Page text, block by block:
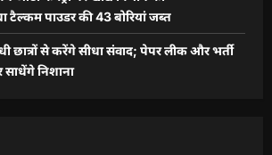
टैल्कम पाउडर की 43 बोरियां जब्त
छात्रों से करेंगे सीधा संवाद; पेपर लीक और भर्ती
साधेंगे निशाना